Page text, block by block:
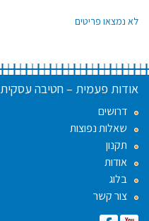
לא נמצאו פריטים
אודות פעמית – חטיבה עסקית
דרושים
שאלות נפוצות
תקנון
אודות
בלוג
צור קשר